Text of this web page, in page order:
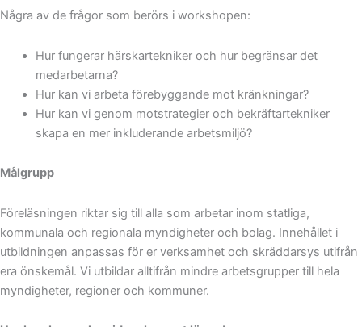
Några av de frågor som berörs i workshopen:
Hur fungerar härskartekniker och hur begränsar det
medarbetarna?
Hur kan vi arbeta förebyggande mot kränkningar?
Hur kan vi genom motstrategier och bekräftartekniker
skapa en mer inkluderande arbetsmiljö?
Målgrupp
Föreläsningen riktar sig till alla som arbetar inom statliga,
kommunala och regionala myndigheter och bolag. Innehållet i
utbildningen anpassas för er verksamhet och skräddarsys utifrån
era önskemål. Vi utbildar alltifrån mindre arbetsgrupper till hela
myndigheter, regioner och kommuner.